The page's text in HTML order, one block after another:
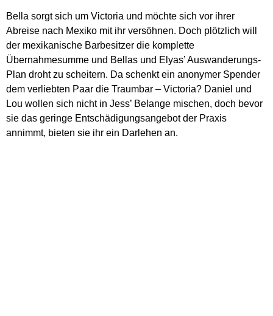
Bella sorgt sich um Victoria und möchte sich vor ihrer
Abreise nach Mexiko mit ihr versöhnen. Doch plötzlich will
der mexikanische Barbesitzer die komplette
Übernahmesumme und Bellas und Elyas’ Auswanderungs-
Plan droht zu scheitern. Da schenkt ein anonymer Spender
dem verliebten Paar die Traumbar – Victoria? Daniel und
Lou wollen sich nicht in Jess’ Belange mischen, doch bevor
sie das geringe Entschädigungsangebot der Praxis
annimmt, bieten sie ihr ein Darlehen an.